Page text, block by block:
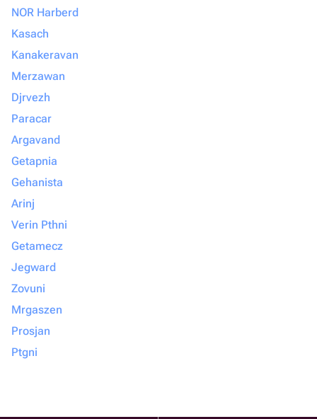
NOR Harberd
Kasach
Kanakeravan
Merzawan
Djrvezh
Paracar
Argavand
Getapnia
Gehanista
Arinj
Verin Pthni
Getamecz
Jegward
Zovuni
Mrgaszen
Prosjan
Ptgni